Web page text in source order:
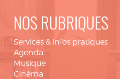
NOS RUBRIQUES
Services & infos pratiques
Agenda
Musique
Cinéma